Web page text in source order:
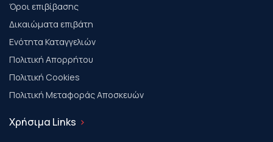
Όροι επιβίβασης
Δικαιώματα επιβάτη
Ενότητα Καταγγελιών
Πολιτική Απορρήτου
Πολιτική Cookies
Πολιτική Μεταφοράς Αποσκευών
Χρήσιμα Links